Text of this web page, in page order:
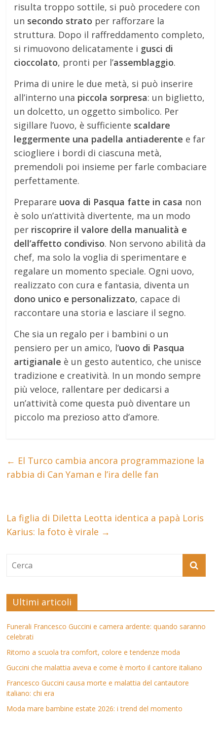
risulta troppo sottile, si può procedere con
un secondo strato per rafforzare la
struttura. Dopo il raffreddamento completo,
si rimuovono delicatamente i gusci di
cioccolato, pronti per l’assemblaggio.
Prima di unire le due metà, si può inserire
all’interno una piccola sorpresa: un biglietto,
un dolcetto, un oggetto simbolico. Per
sigillare l’uovo, è sufficiente scaldare
leggermente una padella antiaderente e far
sciogliere i bordi di ciascuna metà,
premendoli poi insieme per farle combaciare
perfettamente.
Preparare uova di Pasqua fatte in casa non
è solo un’attività divertente, ma un modo
per riscoprire il valore della manualità e
dell’affetto condiviso. Non servono abilità da
chef, ma solo la voglia di sperimentare e
regalare un momento speciale. Ogni uovo,
realizzato con cura e fantasia, diventa un
dono unico e personalizzato, capace di
raccontare una storia e lasciare il segno.
Che sia un regalo per i bambini o un
pensiero per un amico, l’uovo di Pasqua
artigianale è un gesto autentico, che unisce
tradizione e creatività. In un mondo sempre
più veloce, rallentare per dedicarsi a
un’attività come questa può diventare un
piccolo ma prezioso atto d’amore.
← El Turco cambia ancora programmazione la
rabbia di Can Yaman e l’ira delle fan
La figlia di Diletta Leotta identica a papà Loris
Karius: la foto è virale →
Ultimi articoli
Funerali Francesco Guccini e camera ardente: quando saranno
celebrati
Ritorno a scuola tra comfort, colore e tendenze moda
Guccini che malattia aveva e come è morto il cantore italiano
Francesco Guccini causa morte e malattia del cantautore
italiano: chi era
Moda mare bambine estate 2026: i trend del momento